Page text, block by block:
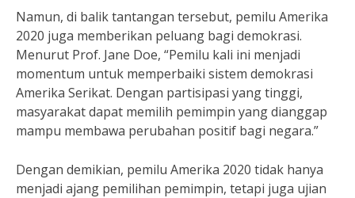
Namun, di balik tantangan tersebut, pemilu Amerika
2020 juga memberikan peluang bagi demokrasi.
Menurut Prof. Jane Doe, “Pemilu kali ini menjadi
momentum untuk memperbaiki sistem demokrasi
Amerika Serikat. Dengan partisipasi yang tinggi,
masyarakat dapat memilih pemimpin yang dianggap
mampu membawa perubahan positif bagi negara.”
Dengan demikian, pemilu Amerika 2020 tidak hanya
menjadi ajang pemilihan pemimpin, tetapi juga ujian